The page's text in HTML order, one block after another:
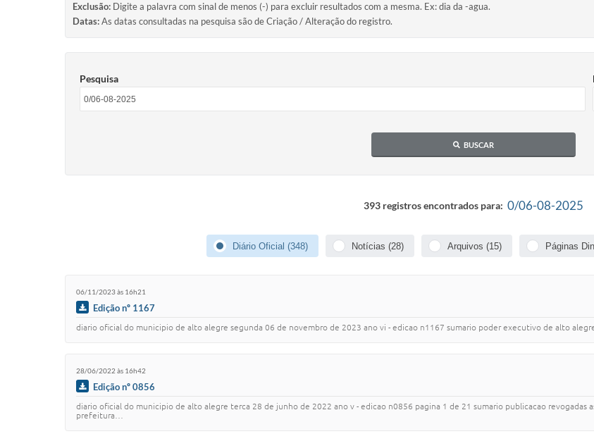
Exclusão: Digite a palavra com sinal de menos (-) para excluir resultados com a mesma. Ex: dia da -agua.
Datas:As datas consultadas na pesquisa são de Criação / Alteração do registro.
Pesquisa
BUSCAR
393 registros encontrados para: 0/06-08-2025
Diário Oficial (348) Notícias (28) Arquivos (15) Páginas
06/11/2023 às 16h21
Edição nº 1167
diario oficial do municipio de alto alegre segunda 06 de novembro de 2023 ano vi - edicao n1167 sumario poder executivo de alto
28/06/2022 às 16h42
Edição nº 0856
diario oficial do municipio de alto alegre terca 28 de junho de 2022 ano v - edicao n0856 pagina 1 de 21 sumario publicacao revogadas
prefeitura…